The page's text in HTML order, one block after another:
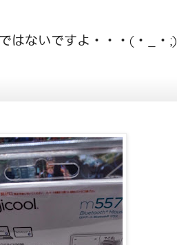
はないですよ・・・(・_・;)